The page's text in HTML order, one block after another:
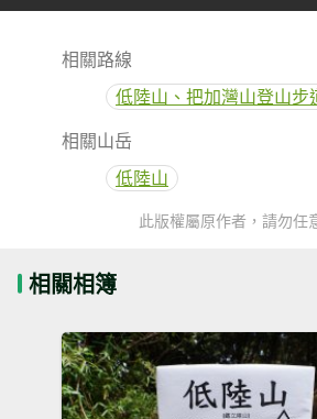
相關路線
低陸山、把加灣山登山步
相關山岳
低陸山
此版權屬原作者，請勿任
相關相簿